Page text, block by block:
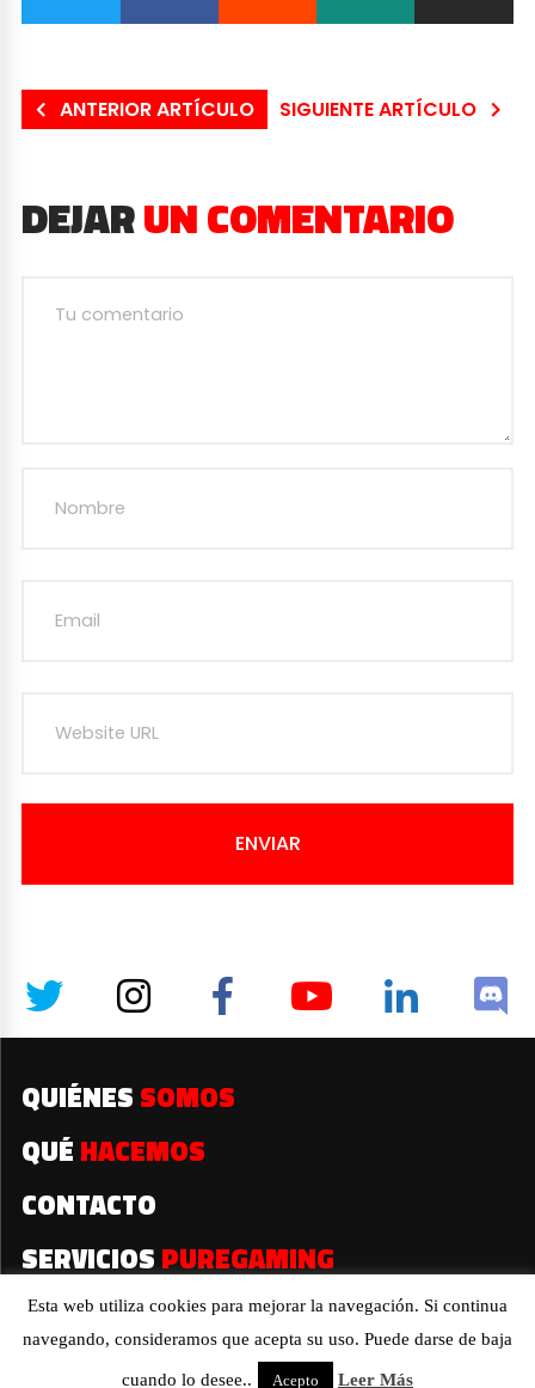
ANTERIOR ARTÍCULO SIGUIENTE ARTÍCULO
DEJARUN COMENTARIO
ENVIAR
QUIÉNES SOMOS
QUÉ HACEMOS
CONTACTO
SERVICIOS PUREGAMING
2019© Todos los derechos reservados
Esta web utiliza cookies para mejorar la navegación. Si continua
navegando, consideramos que acepta su uso. Puede darse de baja
cuando lo desee.. Acepto Leer Más